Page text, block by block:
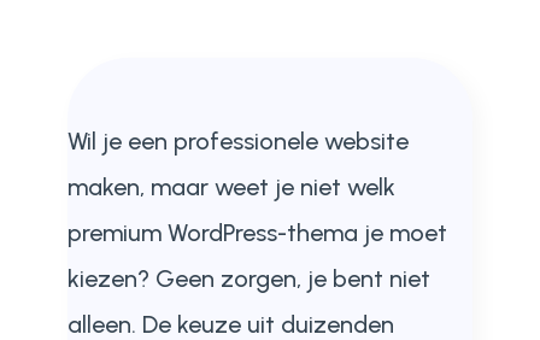
Wil je een professionele website
maken, maar weet je niet welk
premium WordPress-thema je moet
kiezen? Geen zorgen, je bent niet
alleen. De keuze uit duizenden